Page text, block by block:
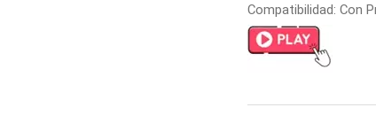
Compatibilidad: Con